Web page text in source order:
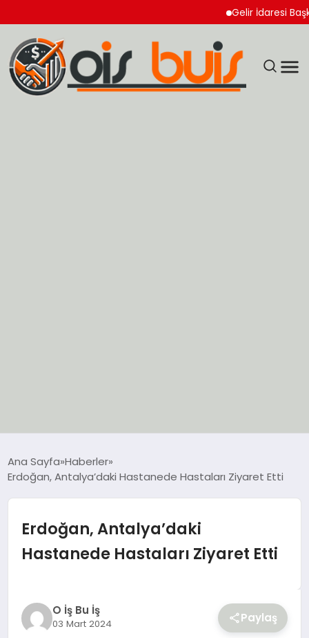
Gelir İdaresi
EKONOMİ
GÜNCEL
SIYASET
YAŞAM
Ana Sayfa Haberler
Erdoğan, Antalya’daki Hastanede Hastaları Ziyaret Etti
Erdoğan, Antalya’daki
Hastanede Hastaları Ziyaret Etti
O İş Bu İş
03 Mart 2024 Paylaş